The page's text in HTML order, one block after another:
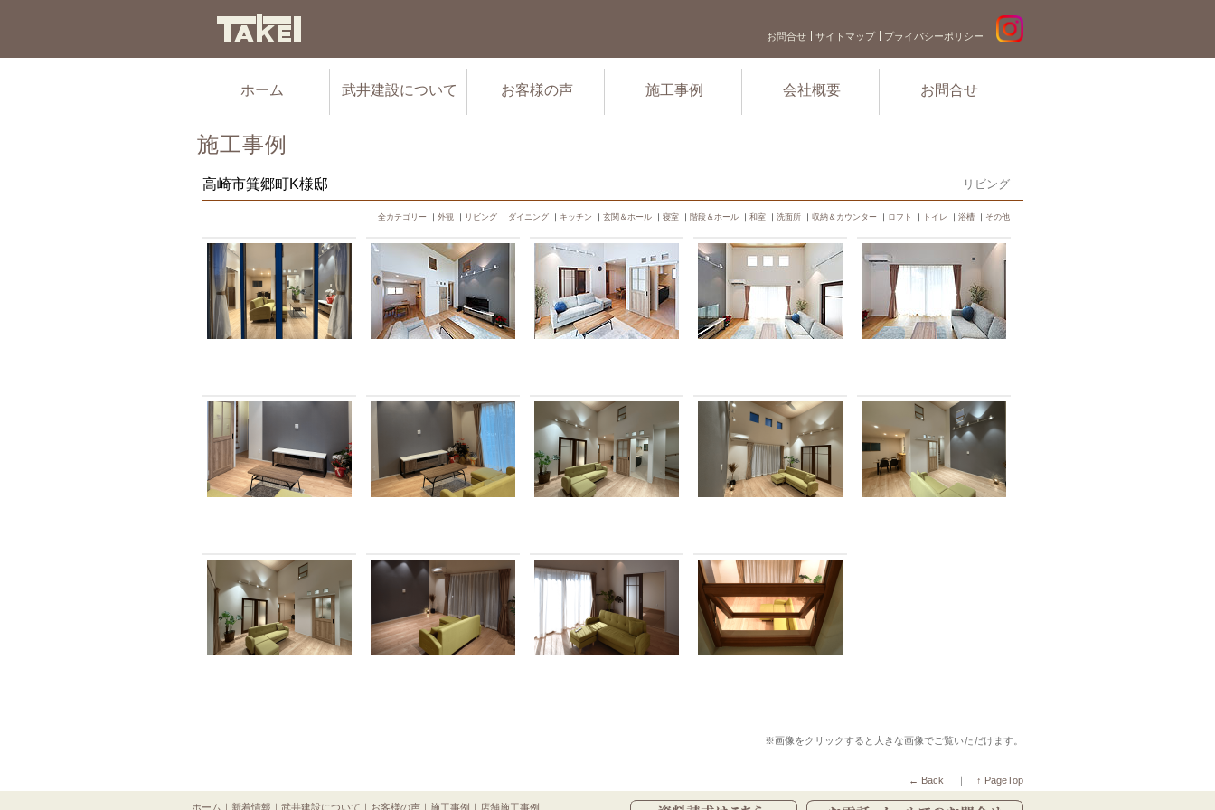
お問合せ サイトマップ プライバシーポリシー
ホーム 武井建設について お客様の声 施工事例 会社概要 お問合せ
施工事例
高崎市箕郷町K様邸 リビング
全カテゴリー ｜ 外観 ｜ リビング ｜ ダイニング ｜ キッチン ｜ 玄関＆ホール ｜ 寝室 ｜ 階段＆ホール ｜ 和室 ｜ 洗面所 ｜ 収納＆カウンター ｜ ロフト ｜ トイレ ｜ 浴槽 ｜ その他
※画像をクリックすると大きな画像でご覧いただけます。
← Back ｜ ↑ PageTop
ホーム ｜ 新着情報 ｜ 武井建設について ｜ お客様の声 ｜ 施工事例 ｜ 店舗施工事例